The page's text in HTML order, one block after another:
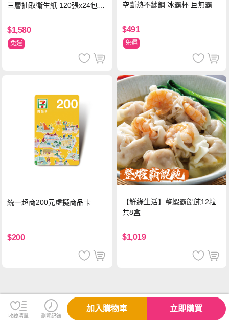
三層抽取衛生紙 120張x24包x3
$1,580
免運
空斷熱不鏽鋼 冰霸杯 巨無霸鋼
ml-信封款(贈手提杯套)
$491
免運
統一超商200元虛擬商品卡
$200
【鮮綠生活】整蝦霸餛飩12粒
共8盒
$1,019
收藏清單 瀏覽紀錄
加入購物車 立即購買